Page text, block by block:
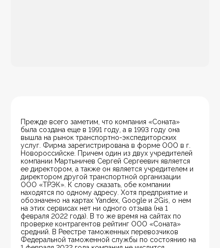
Прежде всего заметим, что компания «Соната»
была создана еще в 1991 году, а в 1993 году она
вышла на рынок транспортно-экспедиторских
услуг. Фирма зарегистрирована в форме ООО в г.
Новороссийске. Причем один из двух учредителей
компании Мартыничев Сергей Сергеевич является
ее директором, а также он является учредителем и
директором другой транспортной организации
ООО «ТРЭК». К слову сказать, обе компании
находятся по одному адресу. Хотя предприятие и
обозначено на картах Yandex, Google и 2Gis, о нем
на этих сервисах нет ни одного отзыва (на 1
февраля 2022 года). В то же время на сайтах по
проверке контрагентов рейтинг ООО «Соната»
средний. В Реестре таможенных перевозчиков
Федеральной таможенной службы по состоянию на